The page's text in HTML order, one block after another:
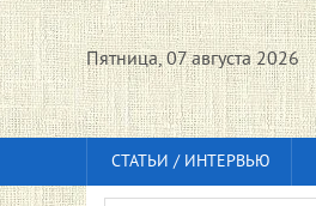
Пятница, 07 августа 2026
СТАТЬИ / ИНТЕРВЬЮ